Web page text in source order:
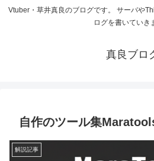
Vtuber・草井真良のブログです。 サーバや
ログを書いていき
真良ブロ
自作のツール集
解説記事